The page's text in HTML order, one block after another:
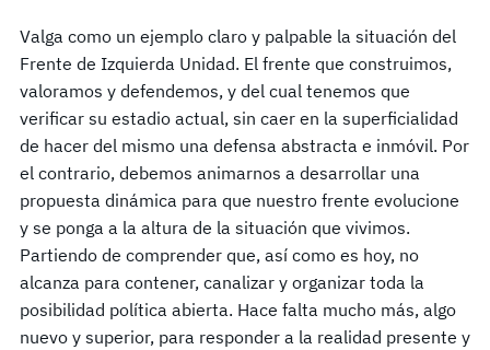
Valga como un ejemplo claro y palpable la situación del
Frente de Izquierda Unidad. El frente que construimos,
valoramos y defendemos, y del cual tenemos que
verificar su estadio actual, sin caer en la superficialidad
de hacer del mismo una defensa abstracta e inmóvil. Por
el contrario, debemos animarnos a desarrollar una
propuesta dinámica para que nuestro frente evolucione
y se ponga a la altura de la situación que vivimos.
Partiendo de comprender que, así como es hoy, no
alcanza para contener, canalizar y organizar toda la
posibilidad política abierta. Hace falta mucho más, algo
nuevo y superior, para responder a la realidad presente y